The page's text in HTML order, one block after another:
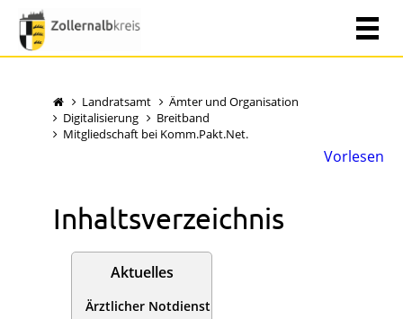
Landratsamt
Ämter und Organisation
Digitalisierung
Breitband
Mitgliedschaft bei Komm.Pakt.Net.
Vorlesen
Inhaltsverzeichnis
Aktuelles
Ärztlicher Notdienst